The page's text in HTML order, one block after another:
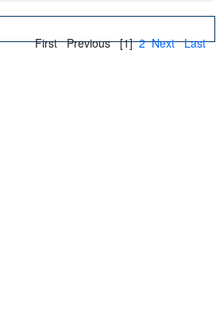
First Previous [1] 2 Next Last